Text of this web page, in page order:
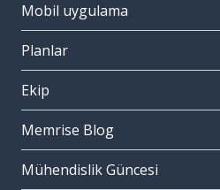
Mobil uygulama
Planlar
Ekip
Memrise Blog
Mühendislik Güncesi